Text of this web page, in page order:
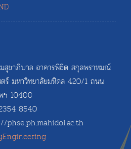
มสุขาภิบาล อาคารพิชิต สกุลพราหมณ์
ร์ มหาวิทยาลัยมหิดล 420/1 ถนน
พฯ 10400
8540
phse.ph.mahidol.ac.th